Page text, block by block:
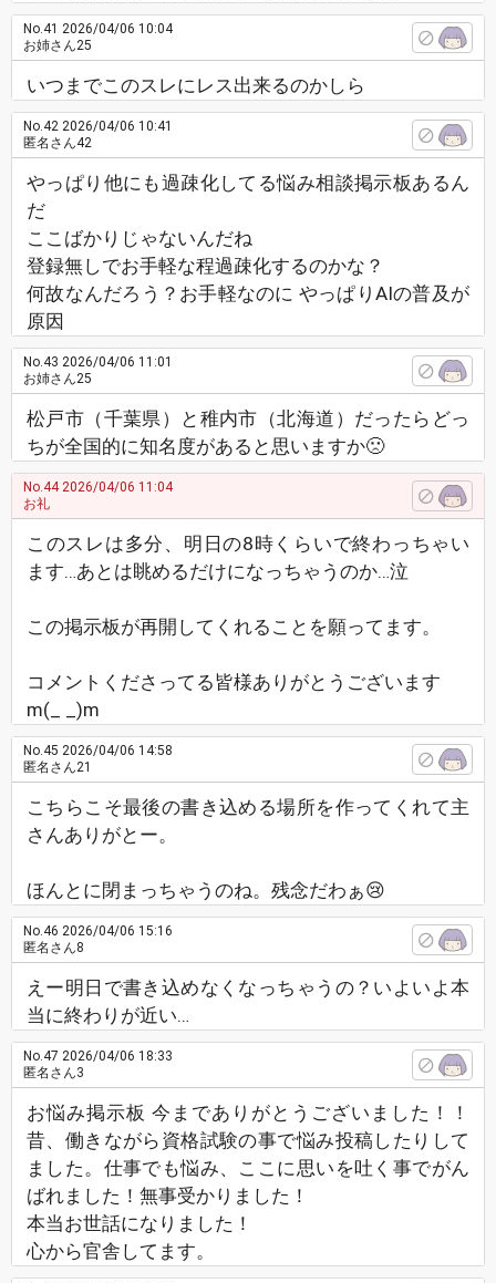
No.41 2026/04/06 10:04
お姉さん25
いつまでこのスレにレス出来るのかしら
No.42 2026/04/06 10:41
匿名さん42
やっぱり他にも過疎化してる悩み相談掲示板あるん
だ
ここばかりじゃないんだね
登録無しでお手軽な程過疎化するのかな？
何故なんだろう？お手軽なのに やっぱりAIの普及が
原因
No.43 2026/04/06 11:01
お姉さん25
松戸市（千葉県）と稚内市（北海道）だったらどっ
ちが全国的に知名度があると思いますか🙁
No.442026/04/06 11:04
お礼
このスレは多分、明日の8時くらいで終わっちゃい
ます…あとは眺めるだけになっちゃうのか…泣
この掲示板が再開してくれることを願ってます。
コメントくださってる皆様ありがとうございます
m(_ _)m
No.45 2026/04/06 14:58
匿名さん21
こちらこそ最後の書き込める場所を作ってくれて主
さんありがとー。
ほんとに閉まっちゃうのね。残念だわぁ😢
No.46 2026/04/06 15:16
匿名さん8
えー明日で書き込めなくなっちゃうの？いよいよ本
当に終わりが近い…
No.47 2026/04/06 18:33
匿名さん3
お悩み掲示板 今までありがとうございました！！
昔、働きながら資格試験の事で悩み投稿したりして
ました。仕事でも悩み、ここに思いを吐く事でがん
ばれました！無事受かりました！
本当お世話になりました！
心から官舎してます。